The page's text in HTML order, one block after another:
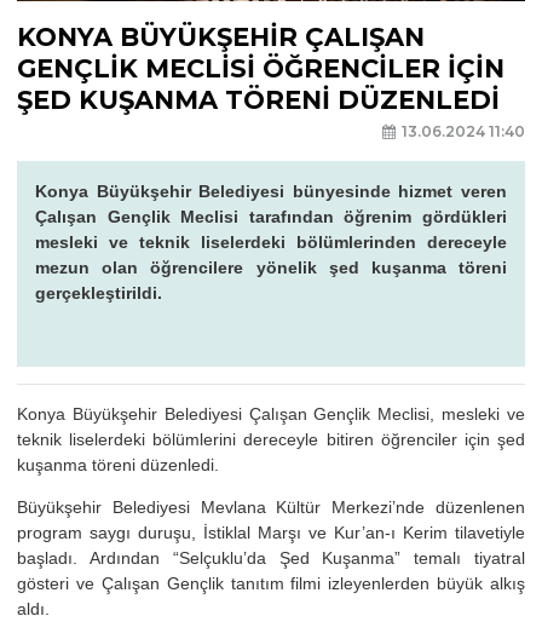
KONYA BÜYÜKŞEHİR ÇALIŞAN
GENÇLİK MECLİSİ ÖĞRENCİLER İÇİN
ŞED KUŞANMA TÖRENİ DÜZENLEDİ
13.06.2024 11:40
Konya Büyükşehir Belediyesi bünyesinde hizmet veren
Çalışan Gençlik Meclisi tarafından öğrenim gördükleri
mesleki ve teknik liselerdeki bölümlerinden dereceyle
mezun olan öğrencilere yönelik şed kuşanma töreni
gerçekleştirildi.
Konya Büyükşehir Belediyesi Çalışan Gençlik Meclisi, mesleki ve
teknik liselerdeki bölümlerini dereceyle bitiren öğrenciler için şed
kuşanma töreni düzenledi.
Büyükşehir Belediyesi Mevlana Kültür Merkezi’nde düzenlenen
program saygı duruşu, İstiklal Marşı ve Kur’an-ı Kerim tilavetiyle
başladı. Ardından “Selçuklu’da Şed Kuşanma” temalı tiyatral
gösteri ve Çalışan Gençlik tanıtım filmi izleyenlerden büyük alkış
aldı.